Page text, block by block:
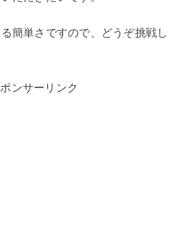
簡単さですので、どうぞ挑戦し
ンサーリンク